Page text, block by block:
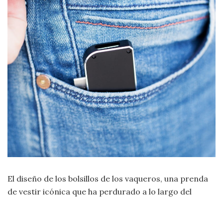
Literatura
Moda
y
Tendencias
Naturaleza
Psicología
Religión
Salud
El diseño de los bolsillos de los vaqueros, una prenda
de vestir icónica que ha perdurado a lo largo del